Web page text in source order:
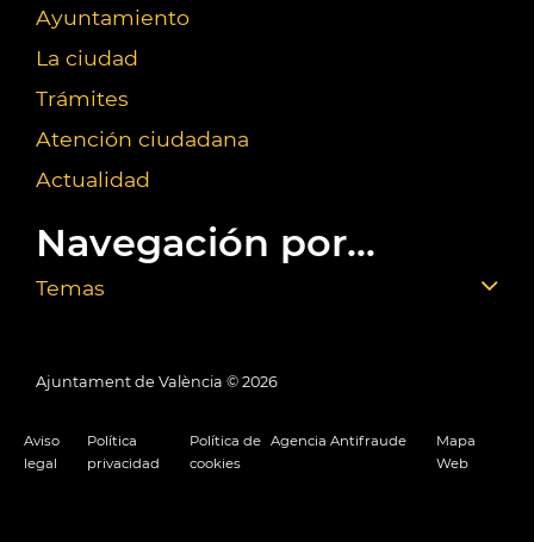
Ayuntamiento
La ciudad
Trámites
Atención ciudadana
Actualidad
Navegación por...
Temas
Ajuntament de València © 2026
Aviso
legal
Política
privacidad
Política de
cookies
Agencia Antifraude
Mapa
Web